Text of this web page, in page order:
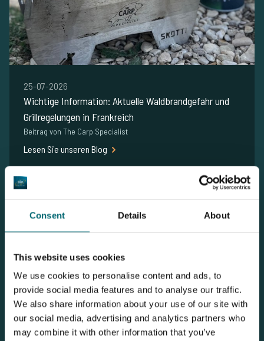
Consent Details About
This website uses cookies
We use cookies to personalise content and ads, to
provide social media features and to analyse our traffic.
We also share information about your use of our site with
our social media, advertising and analytics partners who
may combine it with other information that you’ve
25-07-2026
Wichtige Information: Aktuelle Waldbrandgefahr und
Grillregelungen in Frankreich
Beitrag von The Carp Specialist
Lesen Sie unseren Blog
16-06-2026